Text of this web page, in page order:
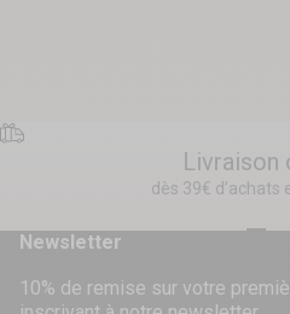
Livraison
dès 39€ d’achats
Newsletter
10% de remise sur votre